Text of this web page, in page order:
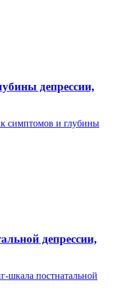
депрессии,
симптомов и глубины
депрессии,
шкала постнатальной